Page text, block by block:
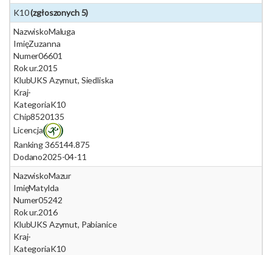
K10(zgłoszonych 5)
NazwiskoMaluga
ImięZuzanna
Numer06601
Rok ur.2015
KlubUKS Azymut, Siedliska
Kraj-
KategoriaK10
Chip8520135
Licencja
Ranking 365144.875
Dodano2025-04-11
NazwiskoMazur
ImięMatylda
Numer05242
Rok ur.2016
KlubUKS Azymut, Pabianice
Kraj-
KategoriaK10